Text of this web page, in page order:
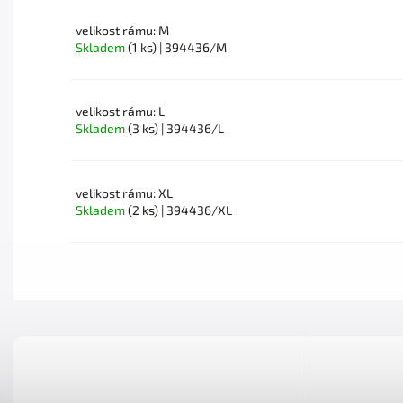
velikost rámu: M
Skladem(1 ks) | 394436/M
velikost rámu: L
Skladem(3 ks) | 394436/L
velikost rámu: XL
Skladem(2 ks) | 394436/XL